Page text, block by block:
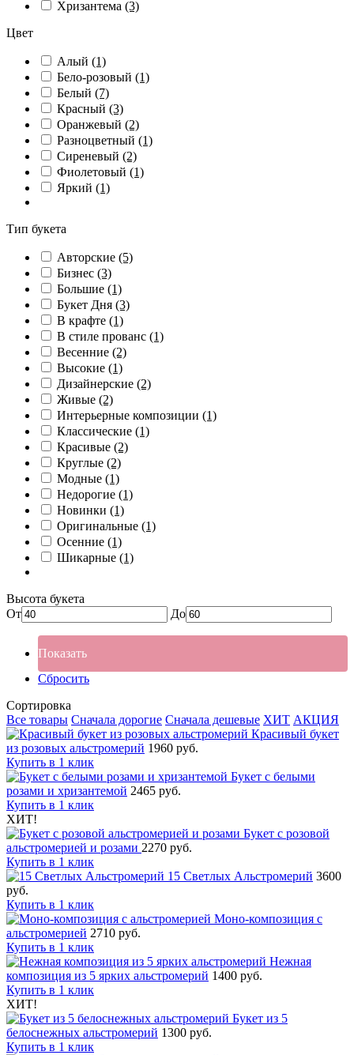
Хризантема (3)
Цвет
Алый (1)
Бело-розовый (1)
Белый (7)
Красный (3)
Оранжевый (2)
Разноцветный (1)
Сиреневый (2)
Фиолетовый (1)
Яркий (1)
Тип букета
Авторские (5)
Бизнес (3)
Большие (1)
Букет Дня (3)
В крафте (1)
В стиле прованс (1)
Весенние (2)
Высокие (1)
Дизайнерские (2)
Живые (2)
Интерьерные композиции (1)
Классические (1)
Красивые (2)
Круглые (2)
Модные (1)
Недорогие (1)
Новинки (1)
Оригинальные (1)
Осенние (1)
Шикарные (1)
Высота букета
От
До
Показать
Сбросить
Сортировка
Все товары Сначала дорогие Сначала дешевые ХИТ АКЦИЯ
Красивый букет
из розовых альстромерий 1960 руб.
Купить в 1 клик
Букет с белыми
розами и хризантемой 2465 руб.
Купить в 1 клик
ХИТ!
Букет с розовой
альстромерией и розами 2270 руб.
Купить в 1 клик
15 Светлых Альстромерий 3600
руб.
Купить в 1 клик
Моно-композиция с
альстромерией 2710 руб.
Купить в 1 клик
Нежная
композиция из 5 ярких альстромерий 1400 руб.
Купить в 1 клик
ХИТ!
Букет из 5
белоснежных альстромерий 1300 руб.
Купить в 1 клик